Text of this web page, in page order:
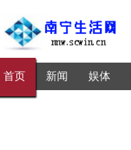
首页 新闻 娱体